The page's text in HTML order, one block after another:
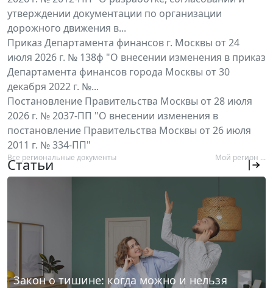
утверждении документации по организации
дорожного движения в...
Приказ Департамента финансов г. Москвы от 24
июля 2026 г. № 138ф "О внесении изменения в приказ
Департамента финансов города Москвы от 30
декабря 2022 г. №...
Постановление Правительства Москвы от 28 июля
2026 г. № 2037-ПП "О внесении изменения в
постановление Правительства Москвы от 26 июля
2011 г. № 334-ПП"
Все региональные документы Мой регион ...
Статьи
Закон о тишине: когда можно и нельзя